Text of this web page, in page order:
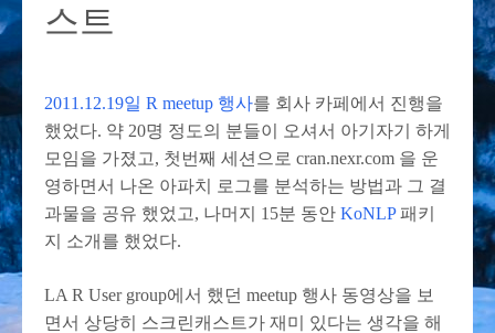
스트
2011.12.19일 R meetup 행사를 회사 카페에서 진행을
했었다. 약 20명 정도의 분들이 오셔서 아기자기 하게
모임을 가졌고, 첫번째 세션으로 cran.nexr.com 을 운
영하면서 나온 아파치 로그를 분석하는 방법과 그 결
과물을 공유 했었고, 나머지 15분 동안 KoNLP패키
지 소개를 했었다.
LA R User group에서 했던 meetup 행사 동영상을 보
면서 상당히 스크린캐스트가 재미 있다는 생각을 해